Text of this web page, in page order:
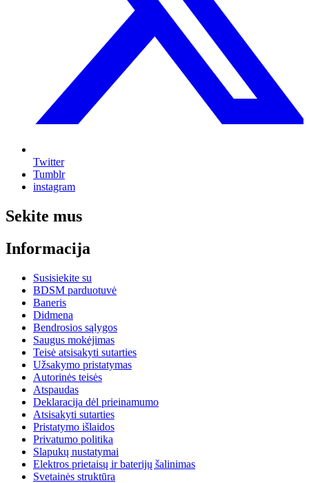
Twitter
Tumblr
instagram
Sekite mus
Informacija
Susisiekite su
BDSM parduotuvė
Baneris
Didmena
Bendrosios sąlygos
Saugus mokėjimas
Teisė atsisakyti sutarties
Užsakymo pristatymas
Autorinės teisės
Atspaudas
Deklaracija dėl prieinamumo
Atsisakyti sutarties
Pristatymo išlaidos
Privatumo politika
Slapukų nustatymai
Elektros prietaisų ir baterijų šalinimas
Svetainės struktūra